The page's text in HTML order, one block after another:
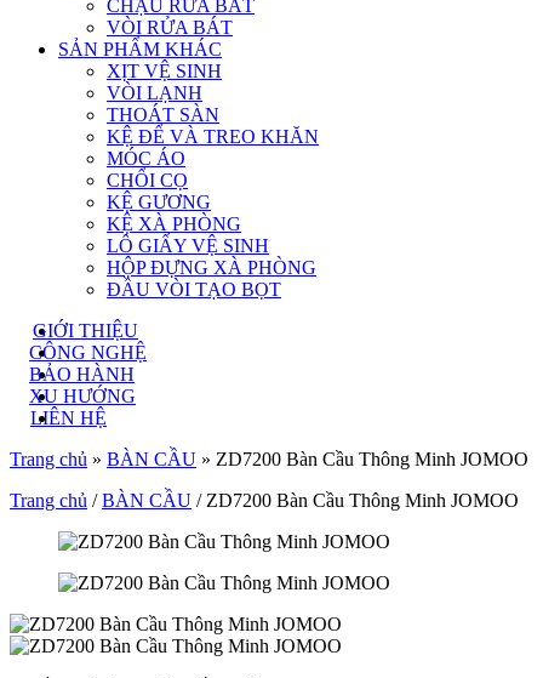
CHẬU RỬA BÁT
VÒI RỬA BÁT
SẢN PHẨM KHÁC
XỊT VỆ SINH
VÒI LẠNH
THOÁT SÀN
KỆ ĐỂ VÀ TREO KHĂN
MÓC ÁO
CHỔI CỌ
KỆ GƯƠNG
KỆ XÀ PHÒNG
LÔ GIẤY VỆ SINH
HỘP ĐỰNG XÀ PHÒNG
ĐẦU VÒI TẠO BỌT
GIỚI THIỆU
CÔNG NGHỆ
BẢO HÀNH
XU HƯỚNG
LIÊN HỆ
Trang chủ » BÀN CẦU » ZD7200 Bàn Cầu Thông Minh JOMOO
Trang chủ /BÀN CẦU / ZD7200 Bàn Cầu Thông Minh JOMOO